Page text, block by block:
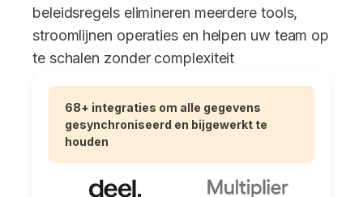
beleidsregels elimineren meerdere tools,
stroomlijnen operaties en helpen uw team op
te schalen zonder complexiteit
68+ integraties om alle gegevens
gesynchroniseerd en bijgewerkt te
houden